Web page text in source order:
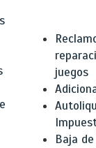
juegos
Baja